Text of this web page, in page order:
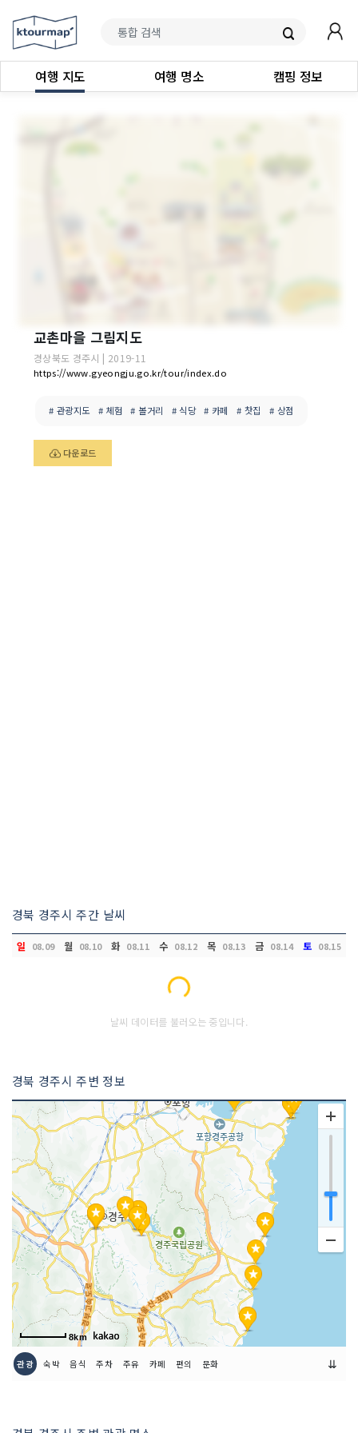
여행 지도 여행 명소 캠핑 정보
교촌마을 그림지도
경상북도 경주시 | 2019-11
https://www.gyeongju.go.kr/tour/index.do
# 관광지도 # 체험 # 볼거리 # 식당 # 카페 # 찻집 # 상점
다운로드
경북 경주시 주간 날씨
일 08.09 월 08.10 화 08.11 수 08.12 목 08.13 금 08.14 토 08.15
Loading...
날씨 데이터를 불러오는 중입니다.
경북 경주시 주변 정보
8km
관광 숙박 음식 주차 주유 카페 편의 문화 ⇊